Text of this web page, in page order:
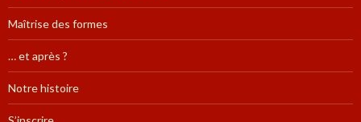
Maîtrise des formes
… et après ?
Notre histoire